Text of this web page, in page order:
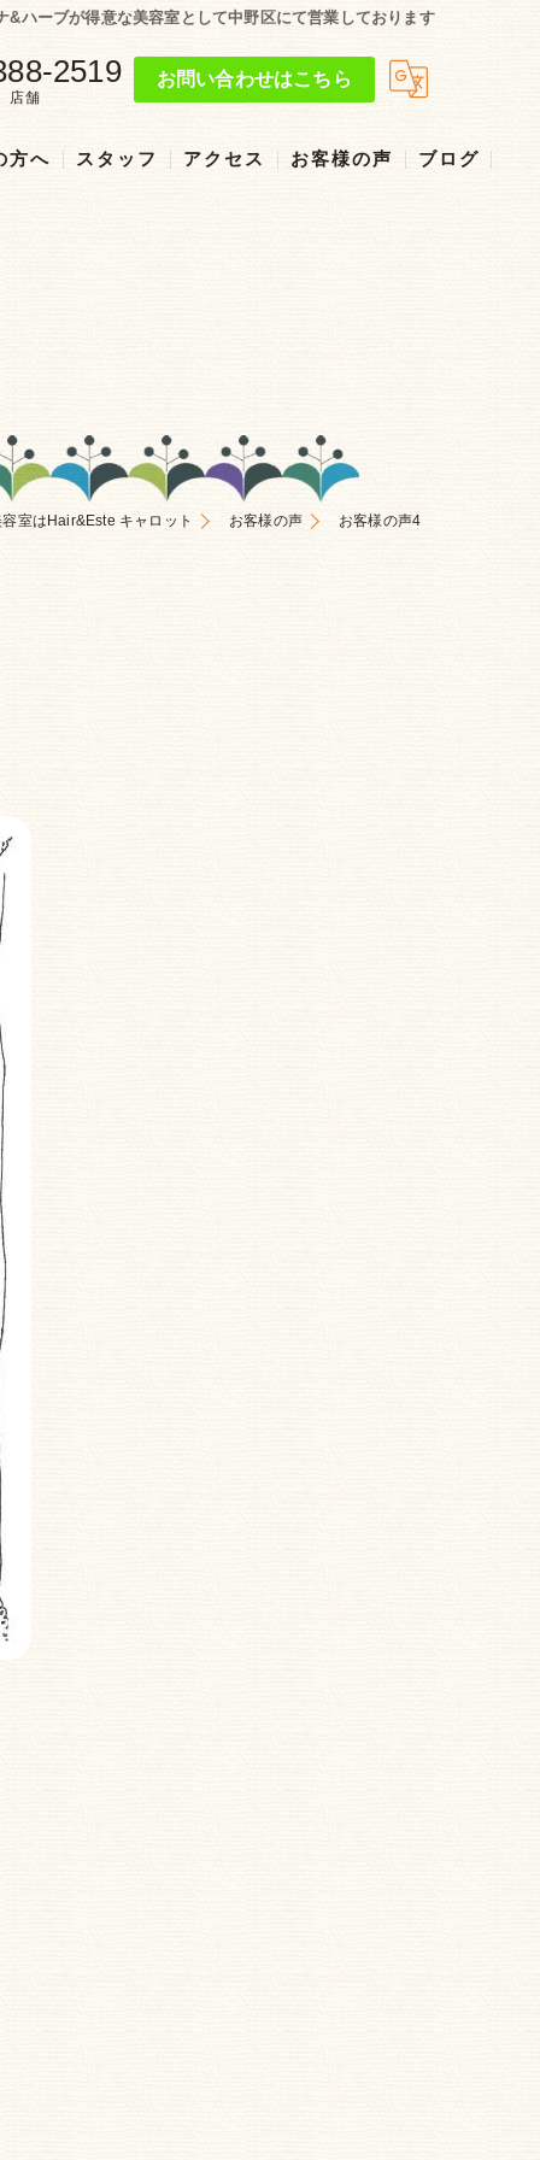
ハーブが得意な美容室として中野区にて営業しております
2519
店舗
お問い合わせはこちら
方へ スタッフ アクセス お客様の声 ブログ
室はHair&Este キャロット お客様の声 お客様の声4